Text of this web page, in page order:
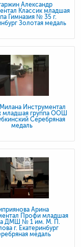
Александр
Классик младшая
Гимназия № 35 г.
Золотая медаль
Инструментал
младшая группа ООШ
Серебряная
медаль
Арина
Профи младшая
ДМШ № 1 им. М. П.
г. Екатеринбург
медаль